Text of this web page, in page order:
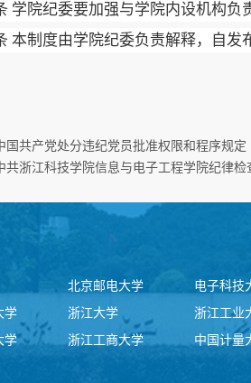
学院纪委要加强与学院内设机构负
本制度由学院纪委负责解释，自发
国共产党处分违纪党员批准权限和程序规定
共浙江科技学院信息与电子工程学院纪律检
北京邮电大学
电子科技
学 浙江大学
浙江工业
学 浙江工商大学
中国计量